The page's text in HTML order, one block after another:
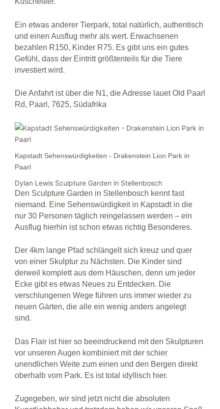
Ein etwas anderer Tierpark, total natürlich, authentisch
und einen Ausflug mehr als wert. Erwachsenen
bezahlen R150, Kinder R75. Es gibt uns ein gutes
Gefühl, dass der Eintritt größtenteils für die Tiere
investiert wird.
Die Anfahrt ist über die N1, die Adresse lauet Old Paarl
Rd, Paarl, 7625, Südafrika
Kapstadt Sehenswürdigkeiten - Drakenstein Lion Park in
Paarl
Dylan Lewis Sculpture Garden in Stellenbosch
Den Sculpture Garden in Stellenbosch kennt fast
niemand. Eine Sehenswürdigkeit in Kapstadt in die
nur 30 Personen täglich reingelassen werden – ein
Ausflug hierhin ist schon etwas richtig Besonderes.
Der 4km lange Pfad schlängelt sich kreuz und quer
von einer Skulptur zu Nächsten. Die Kinder sind
derweil komplett aus dem Häuschen, denn um jeder
Ecke gibt es etwas Neues zu Entdecken. Die
verschlungenen Wege führen uns immer wieder zu
neuen Gärten, die alle ein wenig anders angelegt
sind.
Das Flair ist hier so beeindruckend mit den Skulpturen
vor unseren Augen kombiniert mit der schier
unendlichen Weite zum einen und den Bergen direkt
oberhalb vom Park. Es ist total idyllisch hier.
Zugegeben, wir sind jetzt nicht die absoluten